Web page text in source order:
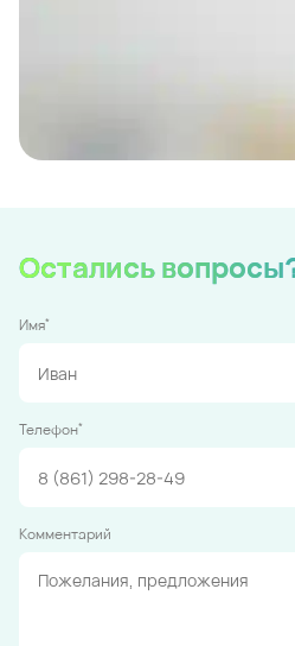
Остались
Имя*
Телефон*
Комментарий